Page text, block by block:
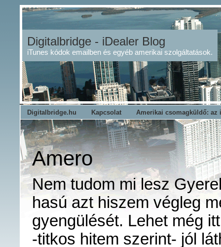
Digitalbridge - iDealer Blog
iTunes kódok emailben és egyéb amerikai szolgáltatások.
Digitalbridge.hu Kapcsolat Amerikai csomagküldő: az
Amero
Nem tudom mi lesz
hasú azt hiszem végleg
gyengülését. Lehet még
-titkos hitem szerint- jól